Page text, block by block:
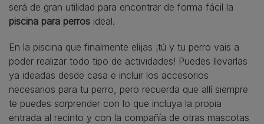
será de gran utilidad para encontrar de forma fácil la
piscina para perros ideal.
En la piscina que finalmente elijas ¡tú y tu perro vais a
poder realizar todo tipo de actividades! Puedes llevarlas
ya ideadas desde casa e incluir los accesorios
necesarios para tu perro, pero recuerda que allí siempre
te puedes sorprender con lo que incluya la propia
entrada al recinto y con la compañía de otras mascotas